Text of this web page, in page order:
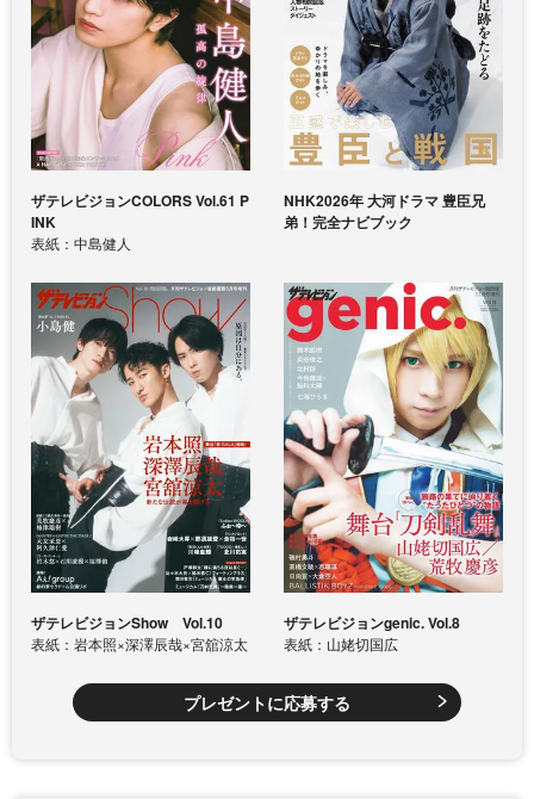
ザテレビジョンCOLORS Vol.61 P
INK
表紙：中島健人
NHK2026年 大河ドラマ 豊臣兄
弟！完全ナビブック
ザテレビジョンShow Vol.10
表紙：岩本照×深澤辰哉×宮舘涼太
ザテレビジョンgenic. Vol.8
表紙：山姥切国広
プレゼントに応募する